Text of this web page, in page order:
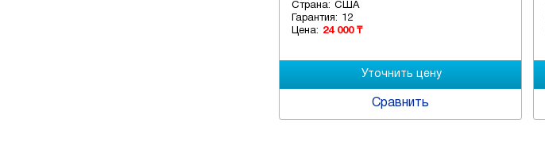
Страна: США
Гарантия: 12
Цена: 24 000 ₸
Сравнить